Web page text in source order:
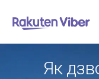
Як